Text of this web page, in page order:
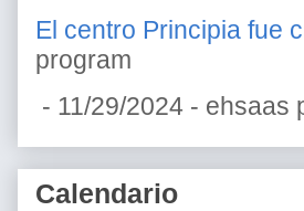
El centro Principia fue
program
- 11/29/2024 - ehsaas
Calendario